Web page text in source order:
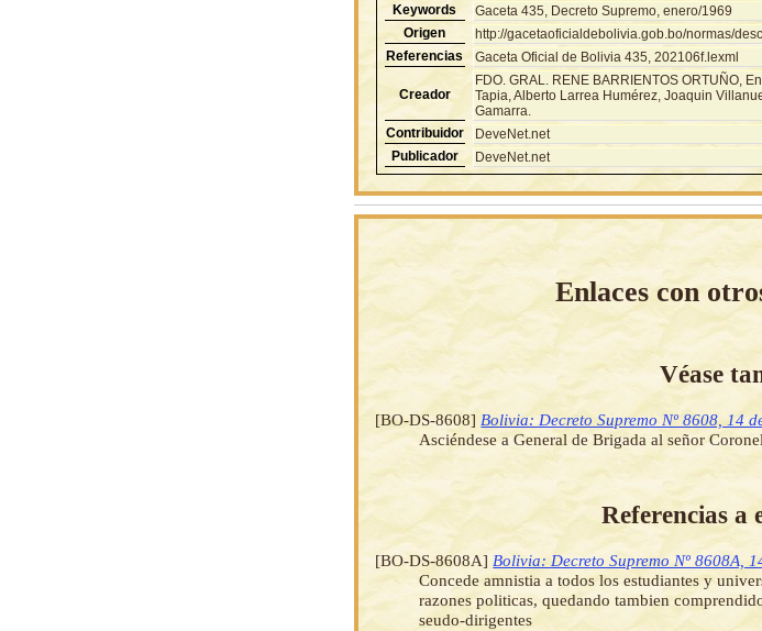
Keywords
Gaceta 435, Decreto Supremo, enero/1969
Origen
http://gacetaoficialdebolivia.gob.bo/normas/
Referencias
Gaceta Oficial de Bolivia 435, 202106f.lexml
Creador
FDO. GRAL. RENE BARRIENTOS ORTUÑO,
Tapia, Alberto Larrea Humérez, Joaquin
Gamarra.
Contribuidor
DeveNet.net
Publicador
DeveNet.net
Enlaces con
Véase
[BO-DS-8608] Bolivia: Decreto Supremo Nº 8608, 14
Asciéndese a General de Brigada al señor
Referencias a
[BO-DS-8608A] Bolivia: Decreto Supremo Nº 8608A,
Concede amnistia a todos los estudiantes y
razones politicas, quedando tambien
seudo-dirigentes